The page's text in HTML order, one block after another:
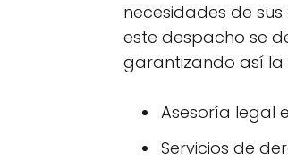
necesidades de
este despacho se
garantizando así la
Asesoría legal
Servicios de